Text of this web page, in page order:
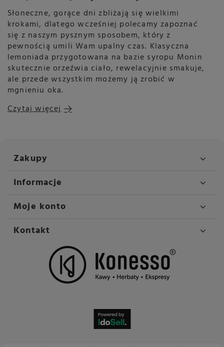
Słoneczne, gorące dni zbliżają się wielkimi
krokami, dlatego wcześniej polecamy zapoznać
się z naszym pysznym sposobem, który z
pewnością umili Wam upalny czas. Klasyczna
lemoniada przygotowana na bazie syropu Monin
skutecznie orzeźwia ciało, rewelacyjnie smakuje,
ale przede wszystkim możemy ją zrobić w
mgnieniu oka.
Czytaj więcej
Zakupy
Informacje
Moje konto
Kontakt